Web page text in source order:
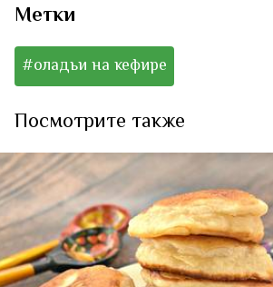
Метки
#оладьи на кефире
Посмотрите также